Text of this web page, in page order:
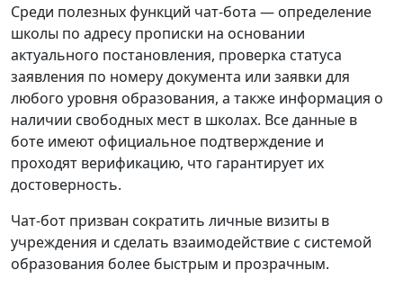
Среди полезных функций чат-бота — определение
школы по адресу прописки на основании
актуального постановления, проверка статуса
заявления по номеру документа или заявки для
любого уровня образования, а также информация о
наличии свободных мест в школах. Все данные в
боте имеют официальное подтверждение и
проходят верификацию, что гарантирует их
достоверность.
Чат-бот призван сократить личные визиты в
учреждения и сделать взаимодействие с системой
образования более быстрым и прозрачным.